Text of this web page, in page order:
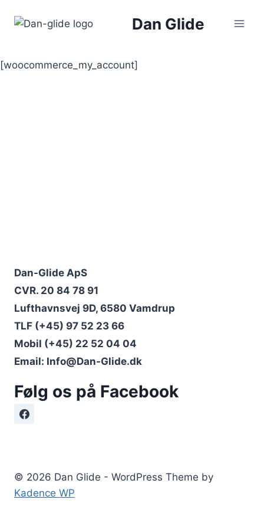
Dan Glide
[woocommerce_my_account]
Dan-Glide ApS
CVR. 20 84 78 91
Lufthavnsvej 9D, 6580 Vamdrup
TLF (+45) 97 52 23 66
Mobil (+45) 22 52 04 04
Email: Info@Dan-Glide.dk
Følg os på Facebook
© 2026 Dan Glide - WordPress Theme by
Kadence WP